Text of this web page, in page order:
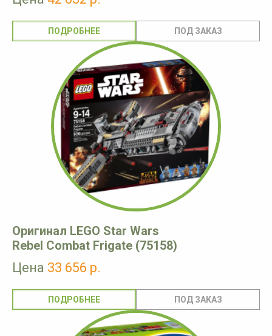
ПОДРОБНЕЕ
Оригинал LEGO Star Wars
Rebel Combat Frigate (75158)
Цена 33 656 р.
ПОДРОБНЕЕ